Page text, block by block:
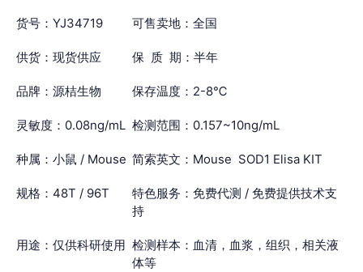
货号：YJ34719 可售卖地：全国
供货：现货供应 保 质 期：半年
品牌：源桔生物 保存温度：2-8℃
灵敏度：0.08ng/mL 检测范围：0.157~10ng/mL
种属：小鼠 / Mouse 简索英文：Mouse SOD1 Elisa KIT
规格：48T / 96T
特色服务：免费代测 / 免费提供技术支
持
用途：仅供科研使用 检测样本：血清，血浆，组织，相关液
体等